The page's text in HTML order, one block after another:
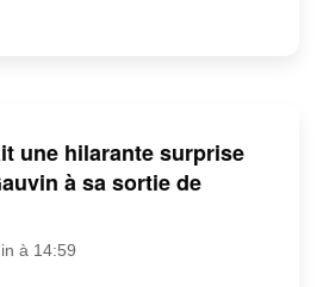
une hilarante surprise
à sa sortie de
à 14:59